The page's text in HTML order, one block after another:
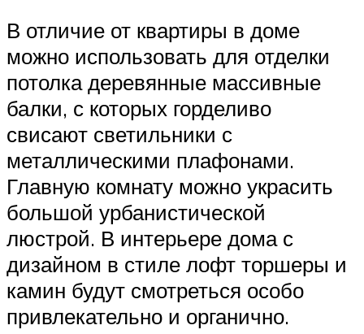
В отличие от квартиры в доме
можно использовать для отделки
потолка деревянные массивные
балки, с которых горделиво
свисают светильники с
металлическими плафонами.
Главную комнату можно украсить
большой урбанистической
люстрой. В интерьере дома с
дизайном в стиле лофт торшеры и
камин будут смотреться особо
привлекательно и органично.